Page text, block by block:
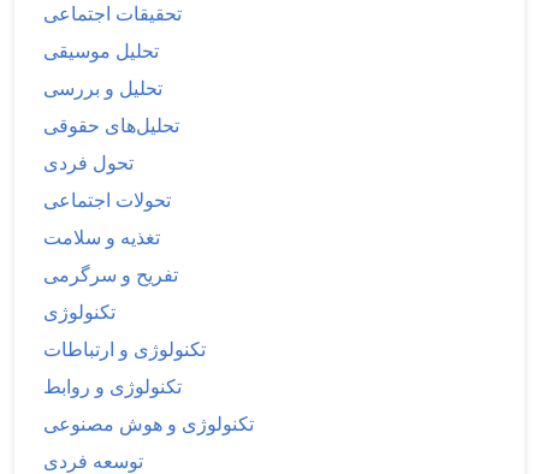
تحقیقات اجتماعی
تحلیل موسیقی
تحلیل و بررسی
تحلیل‌های حقوقی
تحول فردی
تحولات اجتماعی
تغذیه و سلامت
تفریح و سرگرمی
تکنولوژی
تکنولوژی و ارتباطات
تکنولوژی و روابط
تکنولوژی و هوش مصنوعی
توسعه فردی